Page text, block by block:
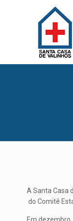
A Santa Casa
do Comitê